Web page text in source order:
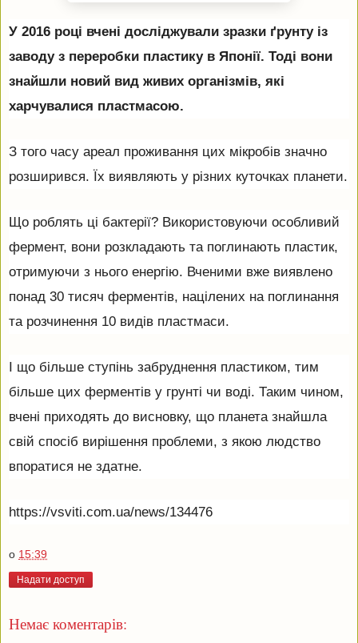
У 2016 році вчені досліджували зразки ґрунту із
заводу з переробки пластику в Японії. Тоді вони
знайшли новий вид живих організмів, які
харчувалися пластмасою.
З того часу ареал проживання цих мікробів значно
розширився. Їх виявляють у різних куточках планети.
Що роблять ці бактерії? Використовуючи особливий
фермент, вони розкладають та поглинають пластик,
отримуючи з нього енергію. Вченими вже виявлено
понад 30 тисяч ферментів, націлених на поглинання
та розчинення 10 видів пластмаси.
І що більше ступінь забруднення пластиком, тим
більше цих ферментів у грунті чи воді. Таким чином,
вчені приходять до висновку, що планета знайшла
свій спосіб вирішення проблеми, з якою людство
впоратися не здатне.
https://vsviti.com.ua/news/134476
о 15:39
Надати доступ
Немає коментарів: